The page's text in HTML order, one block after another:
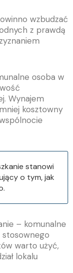
wzbudzać
z prawdą
osoba w
Wynajem
kosztowny
stanowi
o tym, jak
– komunalne
stosownego
warto użyć,
lokalu